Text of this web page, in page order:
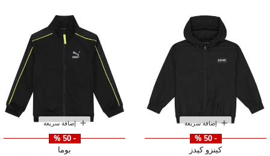
إضافة سريعة
- 50 %
كينزو كيدز
إضافة سريعة
- 50 %
بوما